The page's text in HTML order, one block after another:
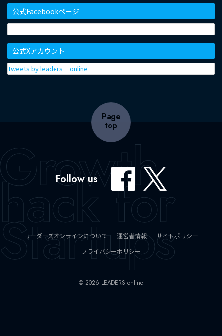
公式Facebookページ
公式Xアカウント
Tweets by leaders__online
Page
top
Follow us
リーダーズオンラインについて 運営者情報
サイトポリシー
プライバシーポリシー
© 2026 LEADERS online